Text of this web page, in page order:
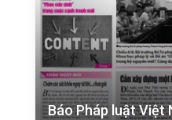
Báo Pháp luật Việt